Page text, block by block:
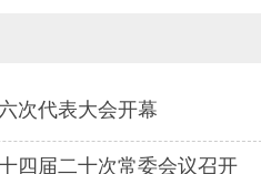
次代表大会开幕
四届二十次常委会议召开